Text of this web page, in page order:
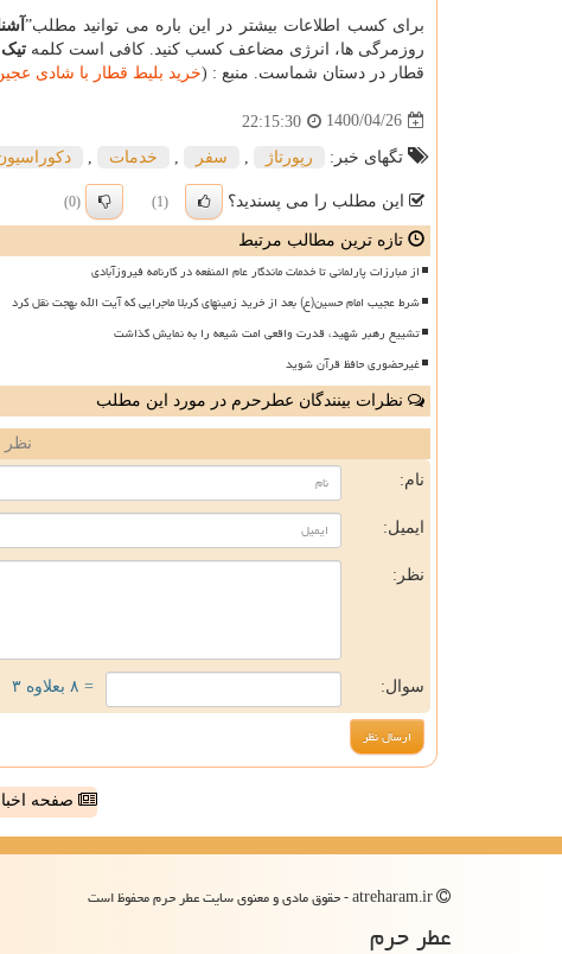
برای کسب اطلاعات بیشتر در این باره می توانید مطلب”
روزمرگی ها، انرژی مضاعف کسب کنید. کافی است کلمه
قطار در دستان شماست. منبع : (خرید بلیط قطار با شادی
1400/04/26
22:15:30
تگهای خبر: رپورتاژ سفر خدمات
این مطلب را می پسندید؟ (1)
(0)
تازه ترین مطالب مرتبط
از مبارزات پارلمانی تا خدمات ماندگار عام المنفعه در کارنامه فیروزآبادی
شرط عجیب امام حسین(ع) بعد از خرید زمینهای کربلا ماجرایی که آیت الله بهجت نقل کرد
تشییع رهبر شهید، قدرت واقعی امت شیعه را به نمایش گذاشت
غیرحضوری حافظ قرآن شوید
نظرات بینندگان عطرحرم در مورد این مطلب
نظر
نام:
ایمیل:
نظر:
سوال: = ۸ بعلاوه ۳
صفحه
عطر حرم